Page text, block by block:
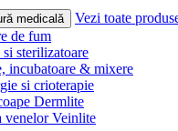
medicală
Vezi toate
de fum
sterilizatoare
incubatoare & mixere
si crioterapie
Dermlite
venelor Veinlite